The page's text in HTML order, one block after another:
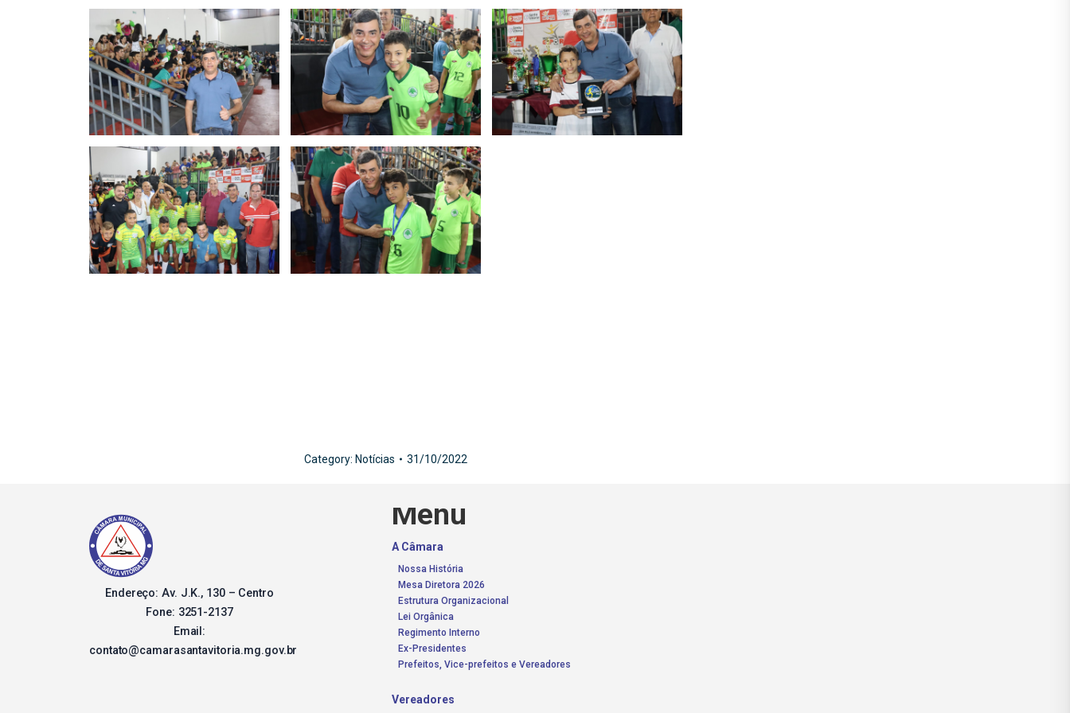
Category: Notícias 31/10/2022
Endereço: Av. J.K., 130 – Centro
Fone: 3251-2137
Email:
contato@camarasantavitoria.mg.gov.br
Menu
A Câmara
Nossa História
Mesa Diretora 2026
Estrutura Organizacional
Lei Orgânica
Regimento Interno
Ex-Presidentes
Prefeitos, Vice-prefeitos e Vereadores
Vereadores